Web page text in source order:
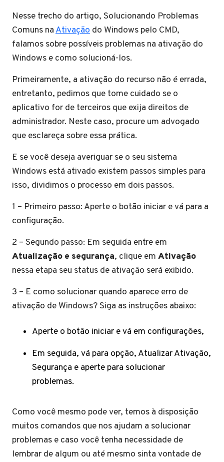
Nesse trecho do artigo, Solucionando Problemas
Comuns naAtivação do Windows pelo CMD,
falamos sobre possíveis problemas na ativação do
Windows e como solucioná-los.
Primeiramente, a ativação do recurso não é errada,
entretanto, pedimos que tome cuidado se o
aplicativo for de terceiros que exija direitos de
administrador. Neste caso, procure um advogado
que esclareça sobre essa prática.
E se você deseja averiguar se o seu sistema
Windows está ativado existem passos simples para
isso, dividimos o processo em dois passos.
1 – Primeiro passo: Aperte o botão iniciar e vá para a
configuração.
2 – Segundo passo: Em seguida entre em
Atualização e segurança, clique em Ativação
nessa etapa seu status de ativação será exibido.
3 – E como solucionar quando aparece erro de
ativação de Windows? Siga as instruções abaixo:
Aperte o botão iniciar e vá em configurações,
Em seguida, vá para opção, Atualizar Ativação,
Segurança e aperte para solucionar
problemas.
Como você mesmo pode ver, temos à disposição
muitos comandos que nos ajudam a solucionar
problemas e caso você tenha necessidade de
lembrar de algum ou até mesmo sinta vontade de